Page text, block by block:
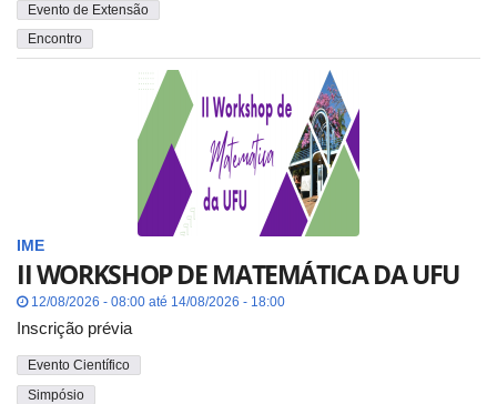
Evento de Extensão
Encontro
IME
II WORKSHOP DE MATEMÁTICA DA UFU
12/08/2026 - 08:00 até 14/08/2026 - 18:00
Inscrição prévia
Evento Científico
Simpósio